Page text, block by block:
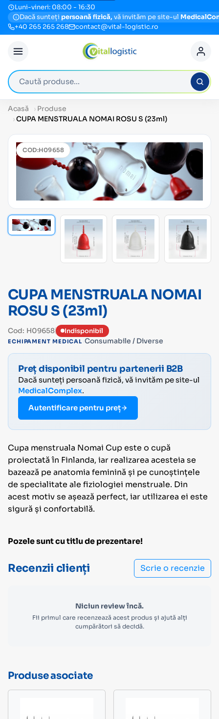
Luni-vineri: 08:00 - 16:30
Dacă sunteți persoană fizică, vă invităm pe site-ul
+40 265 265 268
contact@vital-logistic.ro
Caută produse
Acasă
Produse
CUPA MENSTRUALA NOMAI ROSU S (23ml)
COD:H09658
CUPA MENSTRUALA NOMAI
ROSU S (23ml)
Cod: H09658 Indisponibil
ECHIPAMENT MEDICAL ›Consumabile / Diverse
Preț disponibil pentru partenerii B2B
Dacă sunteți persoană fizică, vă invităm pe site-ul
MedicalComplex.
Autentificare pentru preț
Cupa menstruala Nomai Cup este o cupă
proiectată în Finlanda, iar realizarea acesteia se
bazează pe anatomia feminină și pe cunoștințele
de specialitate ale fiziologiei menstruale. Din
acest motiv se așează perfect, iar utilizarea ei este
sigură și confortabilă.
Pozele sunt cu titlu de prezentare!
Recenzii clienți Scrie o recenzie
Niciun review încă.
Fii primul care recenzează acest produs și ajută alți
cumpărători să decidă.
Produse asociate